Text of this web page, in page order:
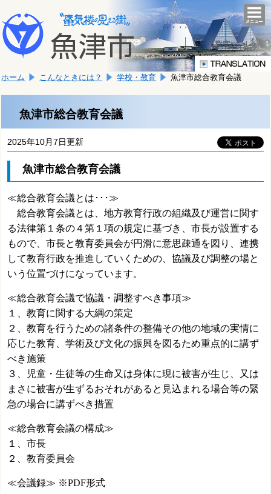
文
へ
移
ま
す。
こ
か
文
ホーム こんなときには？ 学校・教育 魚津市総合教育会議
魚津市総合教育会議
2025年10月7日更新
魚津市総合教育会議
≪総合教育会議とは･･･≫
総合教育会議とは、地方教育行政の組織及び運営に関す
る法律第１条の４第１項の規定に基づき、市長が設置する
もので、市長と教育委員会が円滑に意思疎通を図り、連携
して教育行政を推進していくための、協議及び調整の場と
いう位置づけになっています。
≪総合教育会議で協議・調整すべき事項≫
１、教育に関する大綱の策定
２、教育を行うための諸条件の整備その他の地域の実情に
応じた教育、学術及び文化の振興を図るため重点的に講ず
べき施策
３、児童・生徒等の生命又は身体に現に被害が生じ、又は
まさに被害が生ずるおそれがあると見込まれる場合等の緊
急の場合に講ずべき措置
≪総合教育会議の構成≫
１、市長
２、教育委員会
≪会議録≫ ※PDF形式